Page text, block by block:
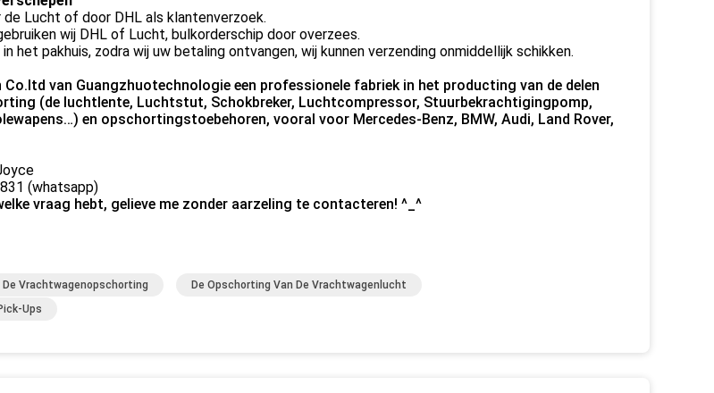
de Lucht of door DHL als klantenverzoek.
wij DHL of Lucht, bulkorderschip door overzees.
het pakhuis, zodra wij uw betaling ontvangen, wij kunnen verzending onmiddellijk schikken.
van Guangzhuotechnologie een professionele fabriek in het producting van de delen
(de luchtlente, Luchtstut, Schokbreker, Luchtcompressor, Stuurbekrachtigingpomp,
en opschortingstoebehoren, vooral voor Mercedes-Benz, BMW, Audi, Land Rover,
(whatsapp)
vraag hebt, gelieve me zonder aarzeling te contacteren! ^_^
De Vrachtwagenopschorting
De Opschorting Van De Vrachtwagenlucht
Ups